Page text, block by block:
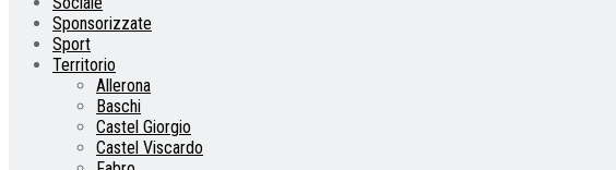
Sponsorizzate
Sport
Territorio
Allerona
Baschi
Castel Giorgio
Castel Viscardo